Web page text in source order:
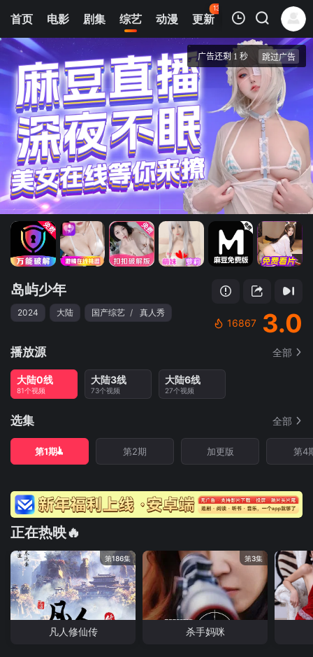
首页 电影 剧集 综艺 动漫 更新
134
热榜 APP
我的观影记录
第1期
岛屿少年
清空
岛屿少年
2024 大陆 国产综艺 / 真人秀
16867 3.0
播放源 全部
大陆0线
81个视频
大陆3线
73个视频
大陆6线
27个视频
选集 全部
第1期 第2期 加更版 第4
正在热映🔥
第186集
凡人修仙传
第3集
杀手妈咪